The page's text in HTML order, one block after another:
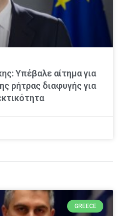
Υπέβαλε αίτημα για
ρήτρας διαφυγής για
GREECE